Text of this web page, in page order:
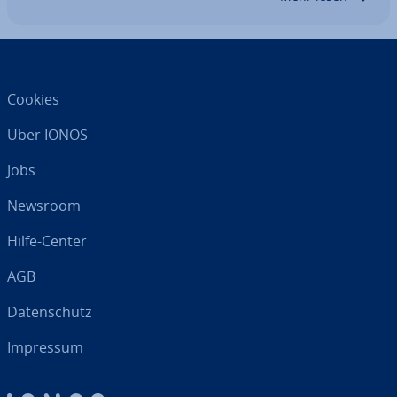
Cookies
Über IONOS
Jobs
Newsroom
Hilfe-Center
AGB
Da­ten­schutz
Impressum